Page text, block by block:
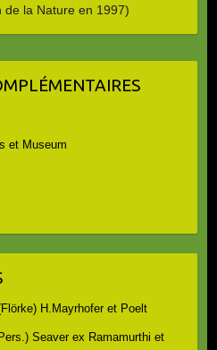
de la Nature en 1997)
et Museum
H.Mayrhofer et Poelt
Seaver ex Ramamurthi et